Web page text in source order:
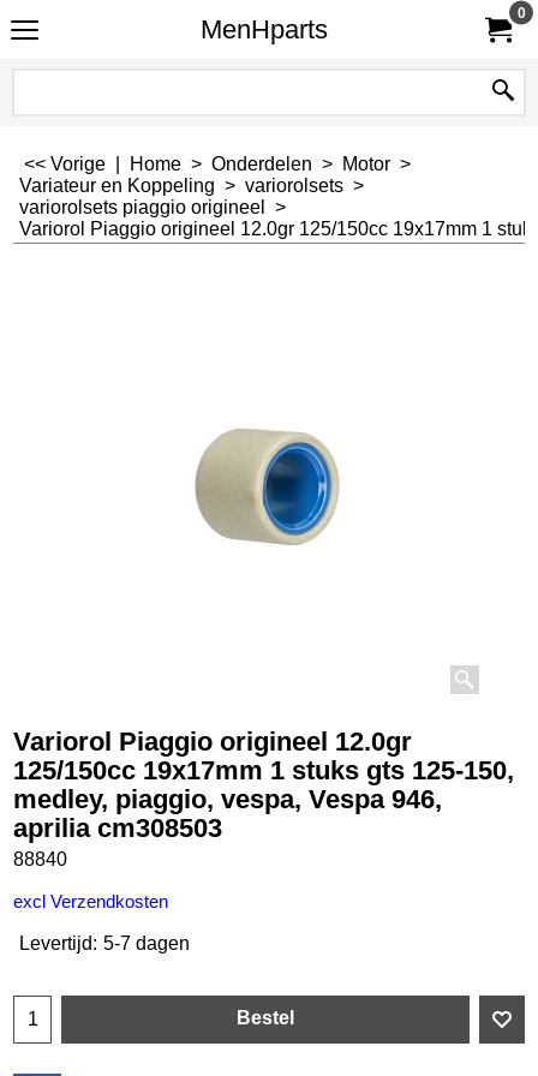
MenHparts
0
<< Vorige Home > Onderdelen > Motor >
Variateur en Koppeling > variorolsets >
variorolsets piaggio origineel
>
Variorol Piaggio origineel 12.0gr 125/150cc 19x17mm 1
Variorol Piaggio origineel 12.0gr
125/150cc 19x17mm 1 stuks gts 125-150,
medley, piaggio, vespa, Vespa 946,
aprilia cm308503
88840
excl Verzendkosten
Levertijd: 5-7 dagen
Bestel